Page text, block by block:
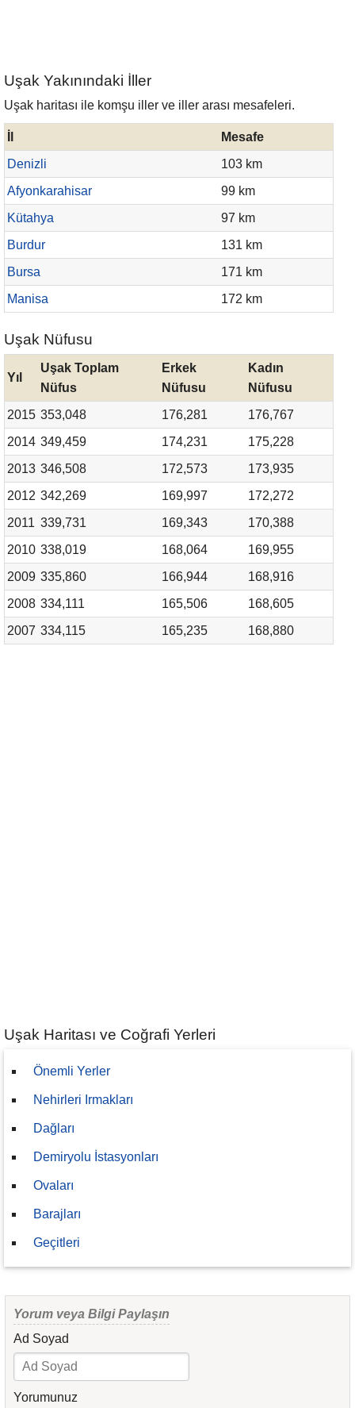
Uşak Yakınındaki İller
Uşak haritası ile komşu iller ve iller arası mesafeleri.
Mesafe
Denizli
103 km
Afyonkarahisar
99 km
Kütahya
97 km
Burdur
131 km
Bursa
171 km
Manisa
172 km
Uşak Nüfusu
Yıl
Uşak Toplam
Nüfus
Erkek
Nüfusu
Kadın
Nüfusu
2015 353,048 176,281
176,767
2014 349,459 174,231
175,228
2013 346,508 172,573
173,935
2012 342,269 169,997
172,272
2011 339,731 169,343
170,388
2010 338,019 168,064
169,955
2009 335,860 166,944
168,916
2008 334,111 165,506
168,605
2007 334,115 165,235 168,880
Uşak Haritası ve Coğrafi Yerleri
Önemli Yerler
Nehirleri Irmakları
Dağları
Demiryolu İstasyonları
Ovaları
Barajları
Geçitleri
Yorum veya Bilgi Paylaşın
Ad Soyad
Yorumunuz